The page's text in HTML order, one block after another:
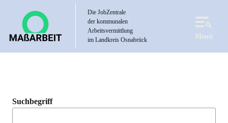
Die JobZentrale
der kommunalen
Arbeitsvermittlung
im Landkreis Osnabrück
Menü
Suchbegriff